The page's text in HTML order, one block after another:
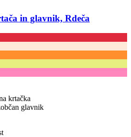
in glavnik, Rdeča
krtačka
glavnik